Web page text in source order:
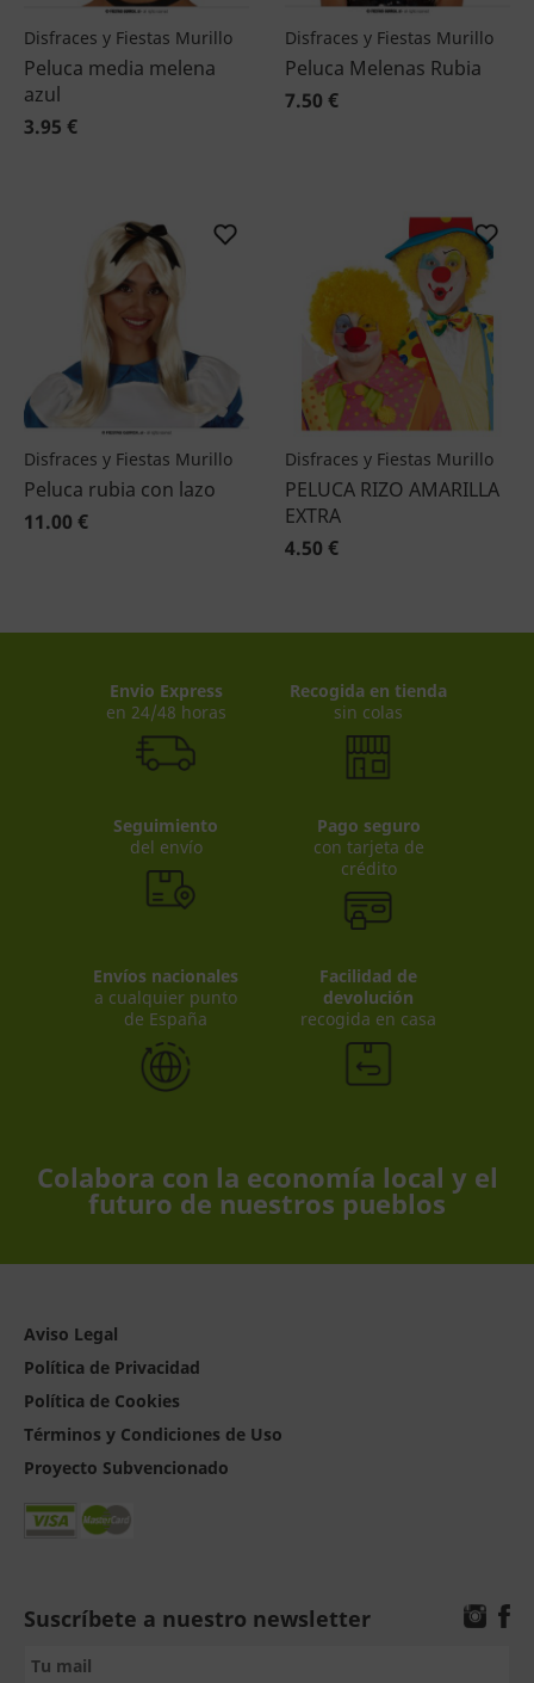
Disfraces y Fiestas Murillo
Peluca media melena
azul
3.95 €
Disfraces y Fiestas Murillo
Peluca Melenas Rubia
7.50 €
Disfraces y Fiestas Murillo
Peluca rubia con lazo
11.00 €
Disfraces y Fiestas Murillo
PELUCA RIZO AMARILLA
EXTRA
4.50 €
Envio Express
en 24/48 horas
Recogida en tienda
sin colas
Seguimiento
del envío
Pago seguro
con tarjeta de
crédito
Envíos nacionales
a cualquier punto
de España
Facilidad de
devolución
recogida en casa
Colabora con la economía local y el
futuro de nuestros pueblos
Aviso Legal
Política de Privacidad
Política de Cookies
Términos y Condiciones de Uso
Proyecto Subvencionado
Suscríbete a nuestro newsletter